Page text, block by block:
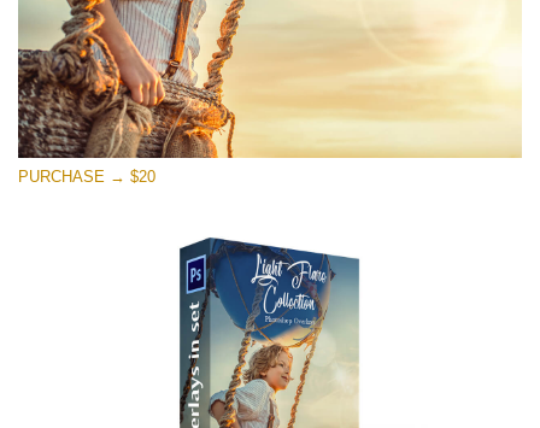
PURCHASE → $20